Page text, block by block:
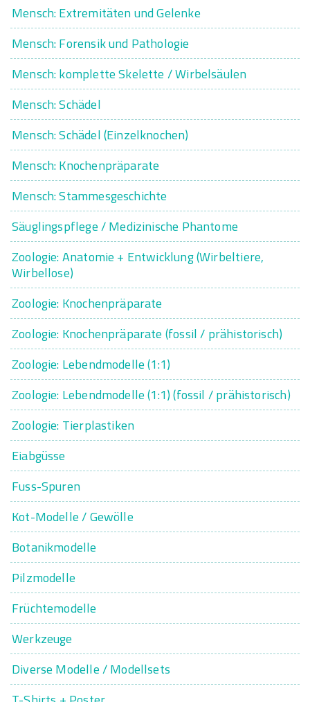
Mensch: Extremitäten und Gelenke
Mensch: Forensik und Pathologie
Mensch: komplette Skelette / Wirbelsäulen
Mensch: Schädel
Mensch: Schädel (Einzelknochen)
Mensch: Knochenpräparate
Mensch: Stammesgeschichte
Säuglingspflege / Medizinische Phantome
Zoologie: Anatomie + Entwicklung (Wirbeltiere,
Wirbellose)
Zoologie: Knochenpräparate
Zoologie: Knochenpräparate (fossil / prähistorisch)
Zoologie: Lebendmodelle (1:1)
Zoologie: Lebendmodelle (1:1) (fossil / prähistorisch)
Zoologie: Tierplastiken
Eiabgüsse
Fuss-Spuren
Kot-Modelle / Gewölle
Botanikmodelle
Pilzmodelle
Früchtemodelle
Werkzeuge
Diverse Modelle / Modellsets